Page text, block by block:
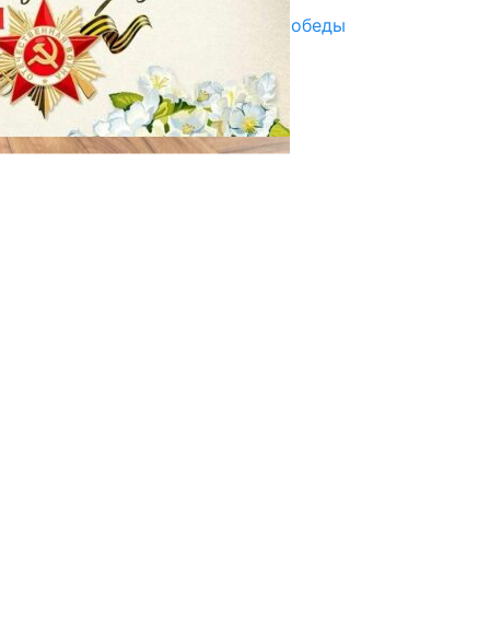
Награды в преддверии Дня Победы
29.04.2025